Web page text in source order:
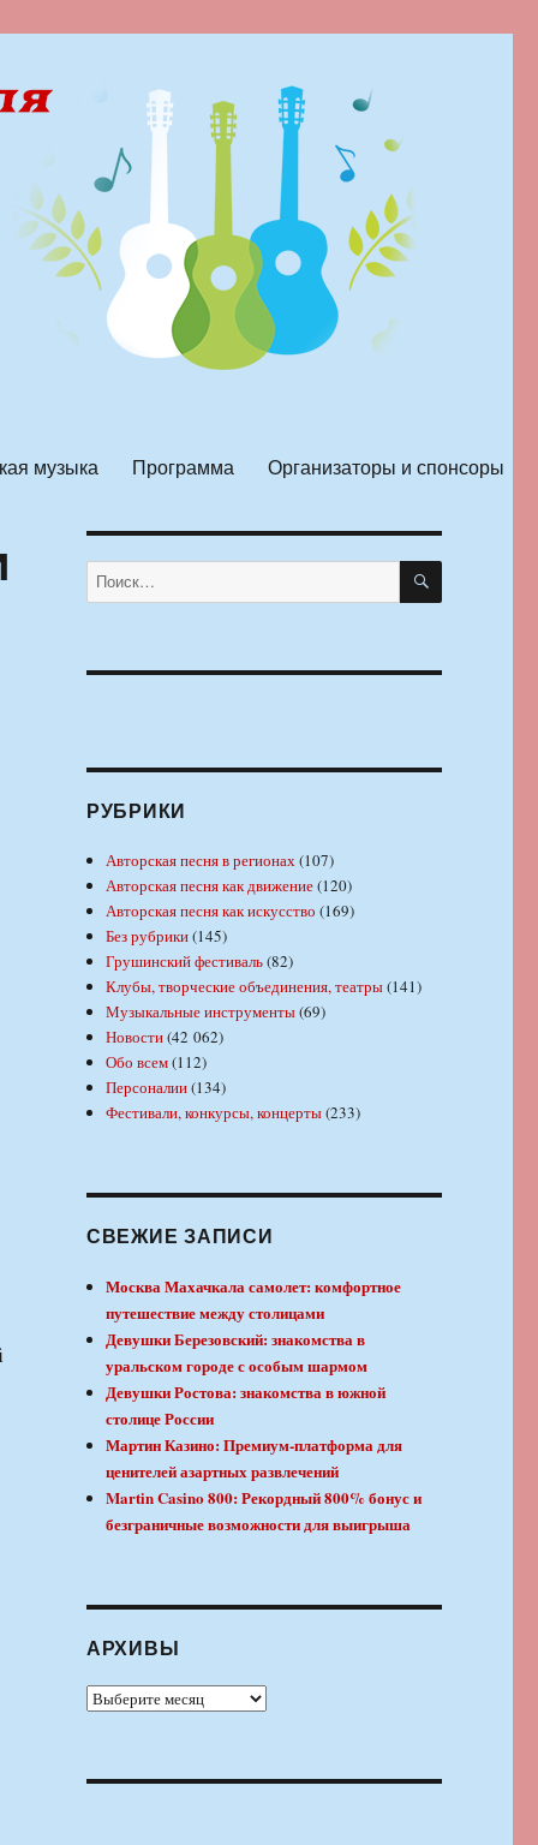
музыка Программа Организаторы и спонсоры
Искать: ПОИСК
РУБРИКИ
Авторская песня в регионах(107)
Авторская песня как движение(120)
Авторская песня как искусство (169)
Без рубрики(145)
Грушинский фестиваль(82)
Клубы, творческие объединения, театры(141)
Музыкальные инструменты(69)
Новости(42 062)
Обо всем(112)
Персоналии(134)
Фестивали, конкурсы, концерты(233)
СВЕЖИЕ ЗАПИСИ
Москва Махачкала самолет: комфортное
путешествие между столицами
Девушки Березовский: знакомства в
уральском городе с особым шармом
Девушки Ростова: знакомства в южной
столице России
Мартин Казино: Премиум-платформа для
ценителей азартных развлечений
Martin Casino 800: Рекордный 800% бонус и
безграничные возможности для выигрыша
АРХИВЫ
Архивы